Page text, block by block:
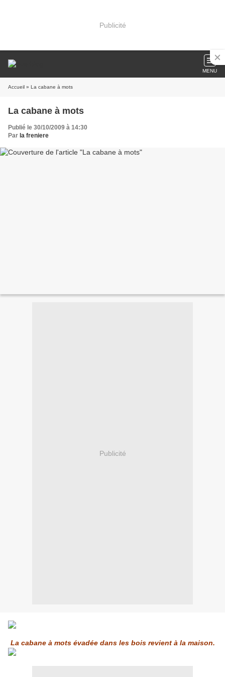
Publicité
MENU
Accueil » La cabane à mots
La cabane à mots
Publié le 30/10/2009 à 14:30
Par la freniere
Publicité
La cabane à mots évadée dans les bois revient à la maison.